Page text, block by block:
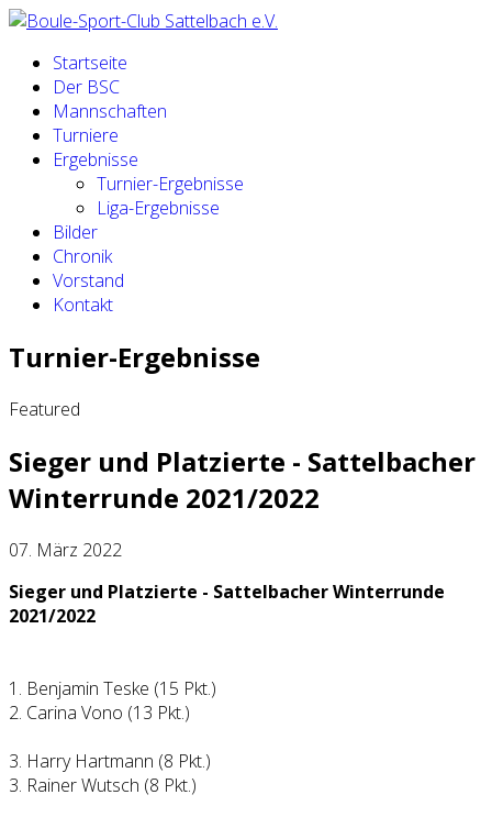
Startseite
Der BSC
Mannschaften
Turniere
Ergebnisse
Turnier-Ergebnisse
Liga-Ergebnisse
Bilder
Chronik
Vorstand
Kontakt
Turnier-Ergebnisse
Featured
Sieger und Platzierte - Sattelbacher
Winterrunde 2021/2022
07. März 2022
Sieger und Platzierte - Sattelbacher Winterrunde
2021/2022
1. Benjamin Teske (15 Pkt.)
2. Carina Vono (13 Pkt.)
3. Harry Hartmann (8 Pkt.)
3. Rainer Wutsch (8 Pkt.)